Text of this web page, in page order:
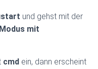
und gehst mit der
mit
cmd ein, dann erscheint